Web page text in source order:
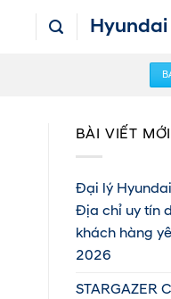
BÀI VIẾT MỚI
Đại lý
Địa chỉ uy tín
khách hàng
2026
STARGAZER